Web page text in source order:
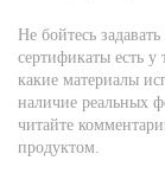
Не бойтесь
сертификаты есть
какие материалы
наличие реальных
читайте
продуктом.